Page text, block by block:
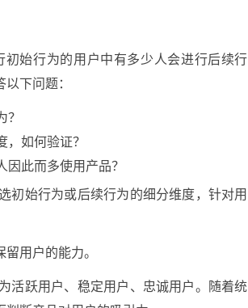
始行为的用户中有多少人会进行后续行
下问题：
如何验证？
此而多使用产品？
始行为或后续行为的细分维度，针对用
用户的能力。
活跃用户、稳定用户、忠诚用户。随着统